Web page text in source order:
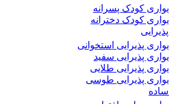
کودک پسرانه
کودک دخترانه
پذیرایی استخوانی
پذیرایی سفید
پذیرایی طلایی
پذیرایی طوسی